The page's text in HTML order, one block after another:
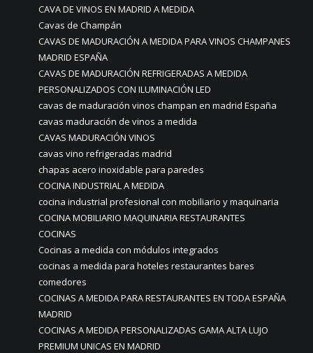
CAVA DE VINOS EN MADRID A MEDIDA
Cavas de Champán
CAVAS DE MADURACIÓN A MEDIDA PARA VINOS CHAMPANES
MADRID ESPAÑA
CAVAS DE MADURACIÓN REFRIGERADAS A MEDIDA
PERSONALIZADOS CON ILUMINACIÓN LED
cavas de maduración vinos champan en madrid España
cavas maduración de vinos a medida
CAVAS MADURACIÓN VINOS
cavas vino refrigeradas madrid
chapas acero inoxidable para paredes
COCINA INDUSTRIAL A MEDIDA
cocina industrial profesional con mobiliario y maquinaria
COCINA MOBILIARIO MAQUINARIA RESTAURANTES
COCINAS
Cocinas a medida con módulos integrados
cocinas a medida para hoteles restaurantes bares
comedores
COCINAS A MEDIDA PARA RESTAURANTES EN TODA ESPAÑA
MADRID
COCINAS A MEDIDA PERSONALIZADAS GAMA ALTA LUJO
PREMIUM UNICAS EN MADRID